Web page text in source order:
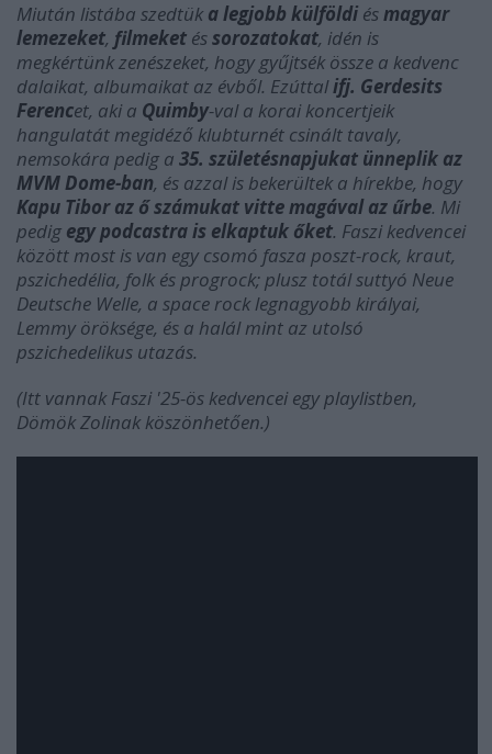
Miután listába szedtük a legjobb külföldi ésmagyar
lemezeket, filmeket éssorozatokat, idén is
megkértünk zenészeket, hogy gyűjtsék össze a kedvenc
dalaikat, albumaikat az évből. Ezúttalifj. Gerdesits
Ferencet, aki a Quimby-val a korai koncertjeik
hangulatát megidéző klubturnét csinált tavaly,
nemsokára pedig a 35. születésnapjukat ünneplik az
MVM Dome-ban, és azzal is bekerültek a hírekbe, hogy
Kapu Tibor az ő számukat vitte magával az űrbe. Mi
pedig egy podcastra is elkaptuk őket. Faszi kedvencei
között most is van egy csomó fasza poszt-rock, kraut,
pszichedélia, folk és progrock; plusz totál suttyó Neue
Deutsche Welle, a space rock legnagyobb királyai,
Lemmy öröksége, és a halál mint az utolsó
pszichedelikus utazás.
(Itt vannak Faszi '25-ös kedvencei egy playlistben,
Dömök Zolinak köszönhetően.)